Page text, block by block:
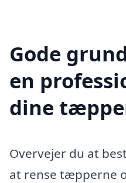
Gode
en
dine
Overvejer du at
at rense tæpperne